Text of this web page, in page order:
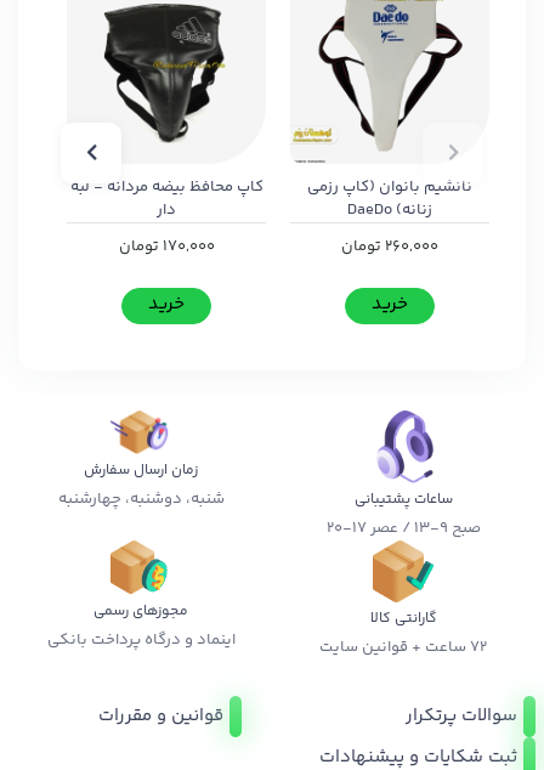
نانشیم بانوان (کاپ رزمی
زنانه) DaeDo
260,000 تومان
خرید
کاپ محافظ بیضه مردانه - لبه
دار
170,000 تومان
خرید
ساعات پشتیبانی
صبح 9-13 / عصر 17-20
زمان ارسال سفارش
شنبه، دوشنبه، چهارشنبه
گارانتی کالا
72 ساعت + قوانین سایت
مجوزهای رسمی
اینماد و درگاه پرداخت بانکی
سوالات پرتکرار
قوانین و مقررات
ثبت شکایات و پیشنهادات